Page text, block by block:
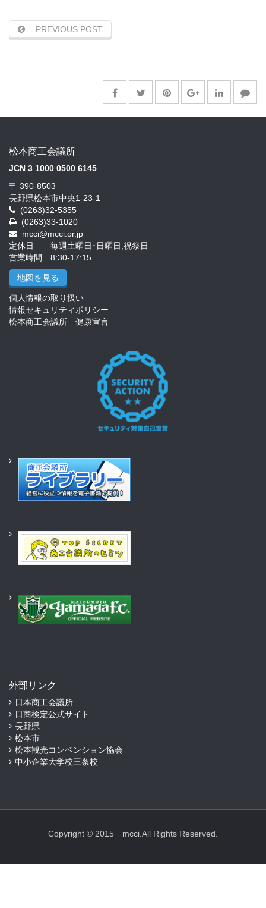
PREVIOUS POST
松本商工会議所
JCN 3 1000 0500 6145
〒 390-8503
長野県松本市中央1-23-1
(0263)32-5355
(0263)33-1020
mcci@mcci.or.jp
定休日 毎週土曜日･日曜日,祝祭日
営業時間 8:30-17:15
地図を見る
個人情報の取り扱い
情報セキュリティポリシー
松本商工会議所 健康宣言
外部リンク
日本商工会議所
日商検定公式サイト
長野県
松本市
松本観光コンベンション協会
中小企業大学校三条校
Copyright © 2015 mcci.All Rights Reserved.